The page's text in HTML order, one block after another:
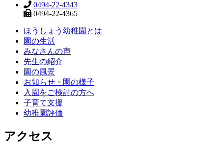
0494-22-4343
0494-22-4365
ほうしょう幼稚園とは
園の生活
みなさんの声
先生の紹介
園の風景
お知らせ・園の様子
入園をご検討の方へ
子育て支援
幼稚園評価
アクセス